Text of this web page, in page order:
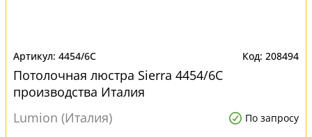
4454/6C 208494
Потолочная люстра Sierra 4454/6C
производства Италия
Lumion (Италия)
По запросу